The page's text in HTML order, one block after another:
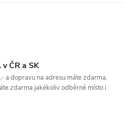
ČR a SK
a dopravu na adresu máte zdarma.
zdarma jakékoliv odběrné místo i